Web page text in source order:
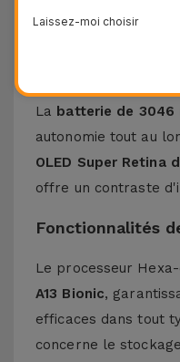
portables avec une
un traitement
La batterie de 3046
autonomie tout au
OLED Super Retina
offre un contraste
Fonctionnalités
Le processeur
A13 Bionic,
efficaces dans tout
concerne le
Laissez-moi choisir